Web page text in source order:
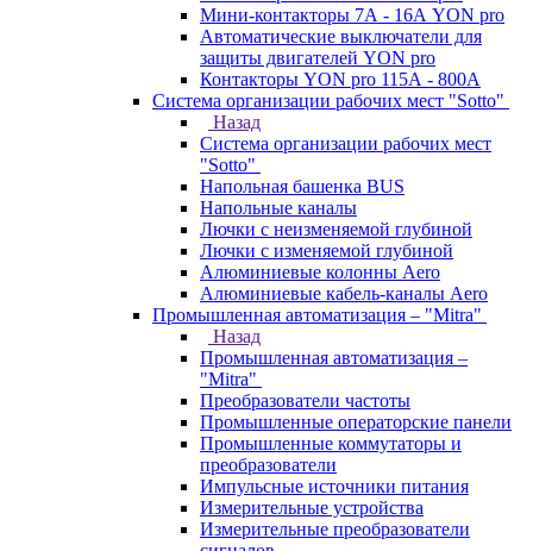
Мини-контакторы 7А - 16А YON pro
Автоматические выключатели для
защиты двигателей YON pro
Контакторы YON pro 115А - 800А
Система организации рабочих мест "Sotto"
Назад
Система организации рабочих мест
"Sotto"
Напольная башенка BUS
Напольные каналы
Лючки с неизменяемой глубиной
Лючки с изменяемой глубиной
Алюминиевые колонны Aero
Алюминиевые кабель-каналы Aero
Промышленная автоматизация – "Mitra"
Назад
Промышленная автоматизация –
"Mitra"
Преобразователи частоты
Промышленные операторские панели
Промышленные коммутаторы и
преобразователи
Импульсные источники питания
Измерительные устройства
Измерительные преобразователи